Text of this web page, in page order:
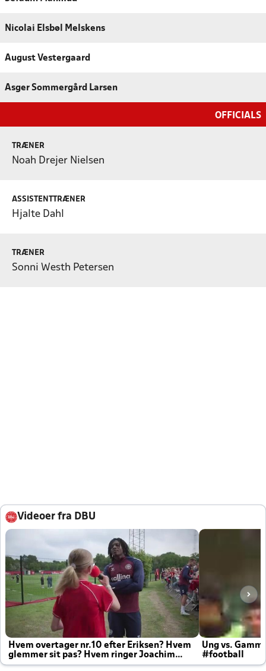
Nicolai Elsbøl Melskens
August Vestergaard
Asger Sommergård Larsen
OFFICIALS
TRÆNER
Noah Drejer Nielsen
ASSISTENTTRÆNER
Hjalte Dahl
TRÆNER
Sonni Westh Petersen
Videoer fra DBU
Hvem overtager nr.10 efter Eriksen? Hvem
glemmer sit pas? Hvem ringer Joachim
altid til efter kampe?
Ung vs.
#football